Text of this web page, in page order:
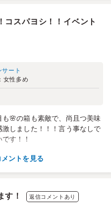
コスパヨシ！！イベント
サート
女性多め
🌸の箱も素敵で、尚且つ美味
しました！！！言う事なしで
す！！
ントを見る
す！ 返信コメントあり